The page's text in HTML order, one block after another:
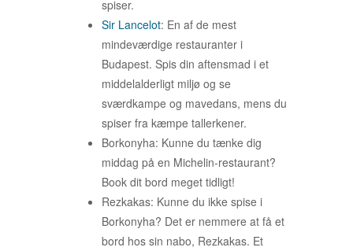
spiser.
Sir Lancelot: En af de mest
mindeværdige restauranter i
Budapest. Spis din aftensmad i et
middelalderligt miljø og se
sværdkampe og mavedans, mens du
spiser fra kæmpe tallerkener.
Borkonyha: Kunne du tænke dig
middag på en Michelin-restaurant?
Book dit bord meget tidligt!
Rezkakas: Kunne du ikke spise i
Borkonyha? Det er nemmere at få et
bord hos sin nabo, Rezkakas. Et